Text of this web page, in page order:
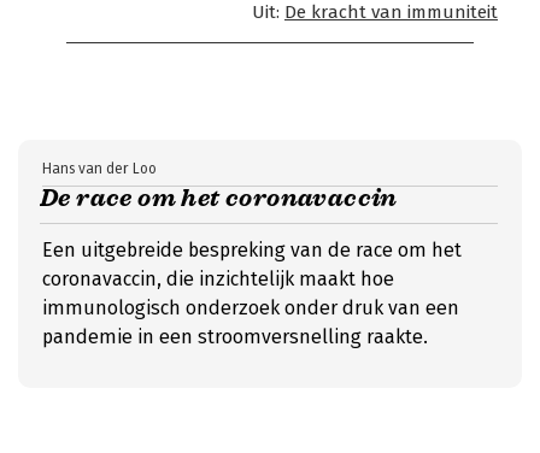
Uit: De kracht van immuniteit
De race om het coronavaccin
Hans van der Loo
Een uitgebreide bespreking van de race om het
coronavaccin, die inzichtelijk maakt hoe
immunologisch onderzoek onder druk van een
pandemie in een stroomversnelling raakte.